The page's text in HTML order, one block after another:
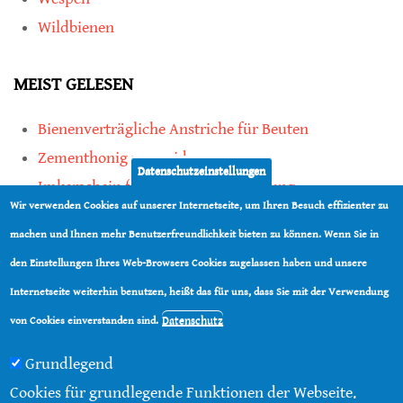
Wildbienen
MEIST GELESEN
Bienenverträgliche Anstriche für Beuten
Zementhonig vermeiden
Imkerschein für Honigbienen-Haltung
Kauf von Mittelwänden ist Vertrauenssache
teilen
Datenschutzeinstellungen
Wir verwenden Cookies auf unserer Internetseite, um Ihren Besuch effizienter zu
machen und Ihnen mehr Benutzerfreundlichkeit bieten zu können. Wenn Sie in
den Einstellungen Ihres Web-Browsers Cookies zugelassen haben und unsere
Internetseite weiterhin benutzen, heißt das für uns, dass Sie mit der Verwendung
von Cookies einverstanden sind. Datenschutz
Grundlegend
Cookies für grundlegende Funktionen der Webseite.